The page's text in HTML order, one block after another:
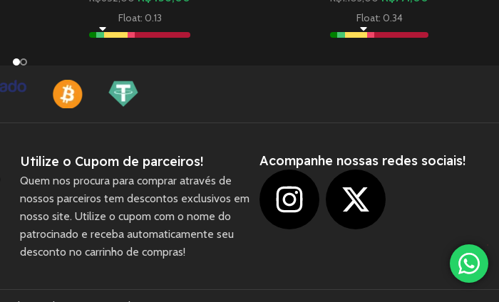
Float: 0.13 Float: 0.34
Utilize o Cupom de parceiros!
Quem nos procura para comprar através de
nossos parceiros tem descontos exclusivos em
nosso site. Utilize o cupom com o nome do
patrocinado e receba automaticamente seu
desconto no carrinho de compras!
Acompanhe nossas redes sociais!
1